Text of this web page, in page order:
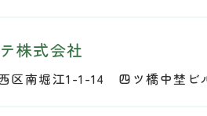
株式会社
区南堀江1-1-14 四ツ橋中埜ビ